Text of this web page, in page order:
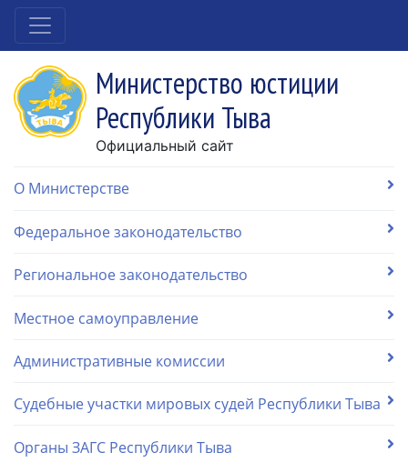
Министерство юстиции
Республики Тыва
Официальный сайт
О Министерстве
Федеральное законодательство
Региональное законодательство
Местное самоуправление
Административные комиссии
Судебные участки мировых судей Республики Тыва
Органы ЗАГС Республики Тыва